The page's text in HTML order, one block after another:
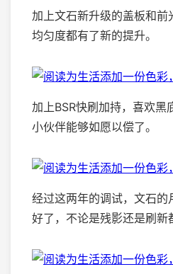
加上文石新升级的盖板和前
均匀度都有了新的提升。
加上BSR快刷加持，喜欢黑
小伙伴能够如愿以偿了。
经过这两年的调试，文石的
好了，不论是残影还是刷新